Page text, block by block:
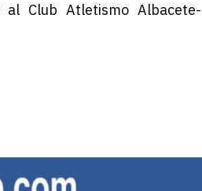
al Club Atletismo Albacete-